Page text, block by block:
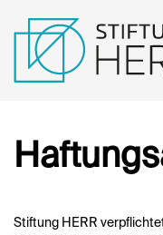
Skip to main
Stiftung HERR